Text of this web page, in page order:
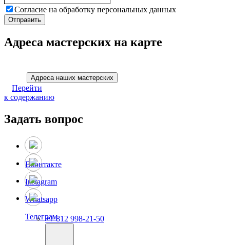
Согласие на обработку персональных данных
Адреса мастерских на карте
Адреса наших мастерских
Перейти
к содержанию
Задать вопрос
Вконтакте
Instagram
Whatsapp
Телеграм+7 812 998-21-50